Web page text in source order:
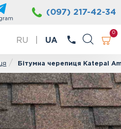
(097) 217-42-34
RU UA
0
Бітумна черепиця Katepal